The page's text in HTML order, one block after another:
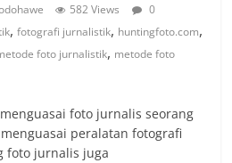
582 Views
0
,fotografi jurnalistik, huntingfoto.com,
foto jurnalistik, metode foto
menguasai foto jurnalis seorang
peralatan fotografi
foto jurnalis juga